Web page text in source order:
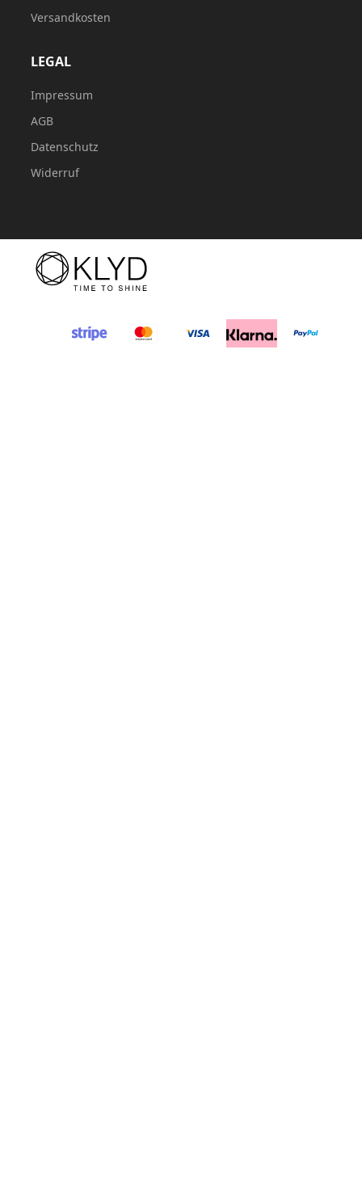
Versandkosten
LEGAL
Impressum
AGB
Datenschutz
Widerruf